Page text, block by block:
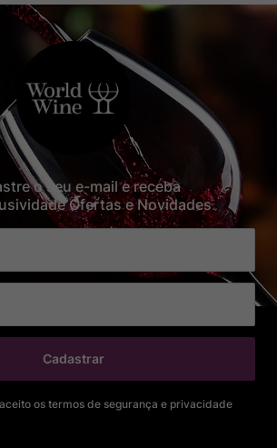
o seu e-mail e receba
Ofertas e Novidades
Cadastrar
os termos de segurança e privacidade